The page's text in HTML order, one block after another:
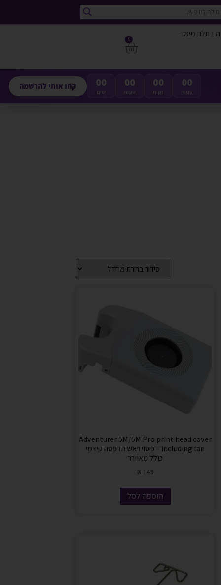
בתלת מימד
0
00
ימים
00
שעות
00
דקות
00
שניות
קחו אותי להרשמה
Adventurer 5M/5M Pro print head cover
including fan – כיסוי ראש הדפסה קידמי
כולל מאוורר
₪ 149
הוספה לסל